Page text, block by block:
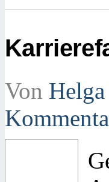
Von